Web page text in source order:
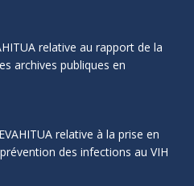
relative au rapport de la
archives publiques en
relative à la prise en
des infections au VIH